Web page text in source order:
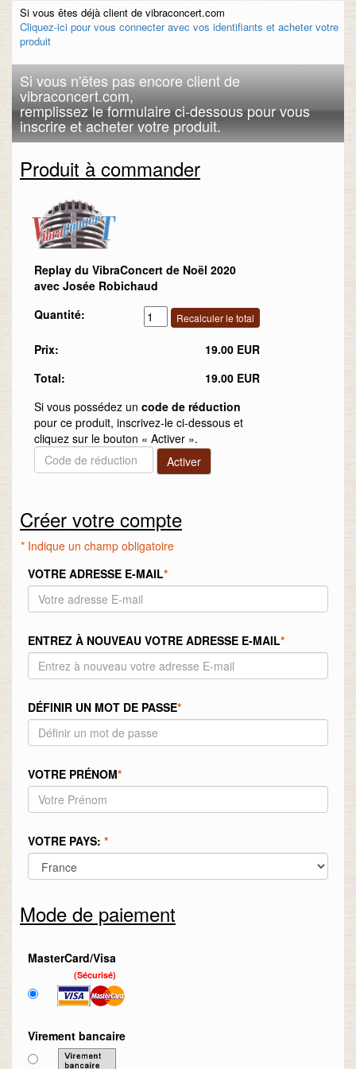
Si vous êtes déjà client de vibraconcert.com
Cliquez-ici pour vous connecter avec vos identifiants et acheter votre
produit
Si vous n'êtes pas encore client de
vibraconcert.com,
remplissez le formulaire ci-dessous pour vous
inscrire et acheter votre produit.
Produit à commander
Replay du VibraConcert de Noël 2020
avec Josée Robichaud
Quantité:
Prix:
19.00 EUR
Total:
19.00 EUR
Si vous possédez un code de réduction
pour ce produit, inscrivez-le ci-dessous et
cliquez sur le bouton « Activer ».
Créer votre compte
* Indique un champ obligatoire
VOTRE ADRESSE E-MAIL*
ENTREZ À NOUVEAU VOTRE ADRESSE E-MAIL*
DÉFINIR UN MOT DE PASSE*
VOTRE PRÉNOM*
VOTRE PAYS: *
Mode de paiement
MasterCard/Visa
(Sécurisé)
Virement bancaire